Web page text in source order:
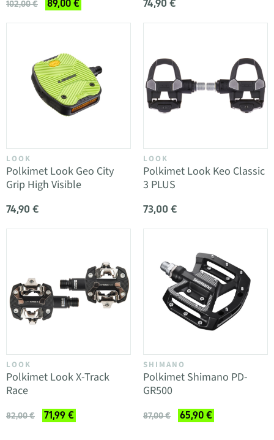
102,00 € 89,00 € 74,90 €
LOOK
Polkimet Look Geo City
Grip High Visible
74,90 €
LOOK
Polkimet Look Keo Classic
3 PLUS
73,00 €
LOOK
Polkimet Look X-Track
Race
82,00 € 71,99 €
SHIMANO
Polkimet Shimano PD-
GR500
87,00 € 65,90 €